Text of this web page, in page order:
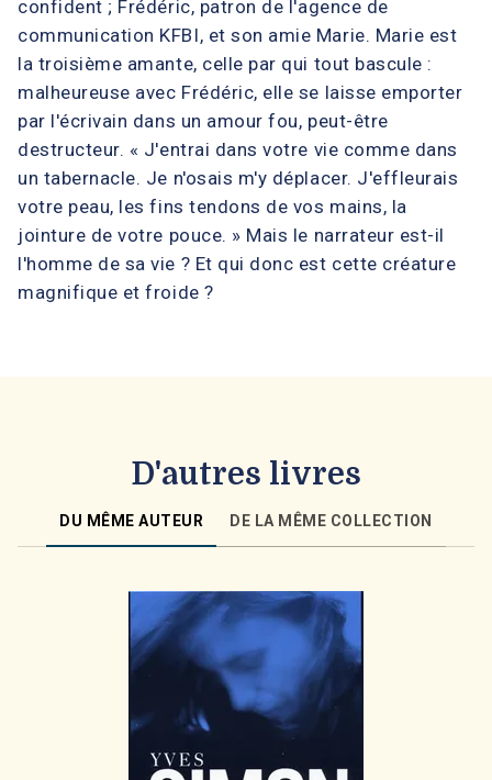
confident ; Frédéric, patron de l'agence de
communication KFBI, et son amie Marie. Marie est
la troisième amante, celle par qui tout bascule :
malheureuse avec Frédéric, elle se laisse emporter
par l'écrivain dans un amour fou, peut-être
destructeur. « J'entrai dans votre vie comme dans
un tabernacle. Je n'osais m'y déplacer. J'effleurais
votre peau, les fins tendons de vos mains, la
jointure de votre pouce. » Mais le narrateur est-il
l'homme de sa vie ? Et qui donc est cette créature
magnifique et froide ?
D'autres livres
DU MÊME AUTEUR DE LA MÊME COLLECTION